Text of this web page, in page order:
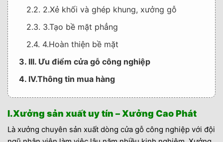
2.2. 2.Xẻ khối và ghép khung, xưởng gỗ
2.3. 3.Tạo bề mặt phẳng
2.4. 4.Hoàn thiện bề mặt
3. III. Ưu điểm cửa gỗ công nghiệp
4. IV.Thông tin mua hàng
I.Xưởng sản xuất uy tín – Xưởng Cao Phát
Là xưởng chuyên sản xuất dòng cửa gỗ công nghiệp với đội